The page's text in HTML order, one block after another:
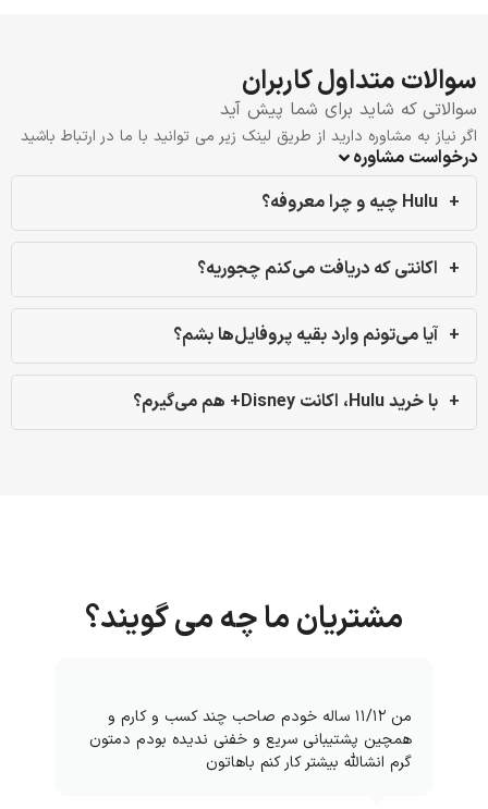
سوالات متداول کاربران
سوالاتی که شاید برای شما پیش آید
اگر نیاز به مشاوره دارید از طریق لینک زیر می توانید با ما در ارتباط باشید
درخواست مشاوره
Hulu چیه و چرا معروفه؟
اکانتی که دریافت می‌کنم چجوریه؟
آیا می‌تونم وارد بقیه پروفایل‌ها بشم؟
با خرید Hulu، اکانت Disney+ هم می‌گیرم؟
مشتریان ما چه می گویند؟
من ۱۱/۱۲ ساله خودم صاحب چند کسب و کارم و
همچین پشتیبانی سریع و خفنی ندیده بودم دمتون
گرم انشالله بیشتر کار کنم باهاتون